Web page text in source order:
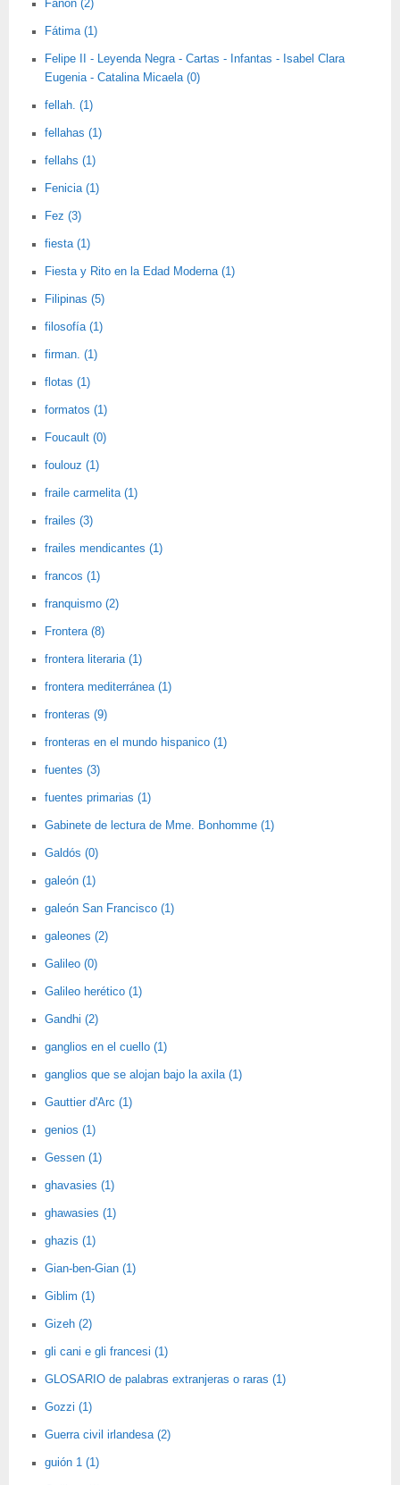
Fanon (2)
Fátima (1)
Felipe II - Leyenda Negra - Cartas - Infantas - Isabel Clara
Eugenia - Catalina Micaela (0)
fellah. (1)
fellahas (1)
fellahs (1)
Fenicia (1)
Fez (3)
fiesta (1)
Fiesta y Rito en la Edad Moderna (1)
Filipinas (5)
filosofía (1)
firman. (1)
flotas (1)
formatos (1)
Foucault (0)
foulouz (1)
fraile carmelita (1)
frailes (3)
frailes mendicantes (1)
francos (1)
franquismo (2)
Frontera (8)
frontera literaria (1)
frontera mediterránea (1)
fronteras (9)
fronteras en el mundo hispanico (1)
fuentes (3)
fuentes primarias (1)
Gabinete de lectura de Mme. Bonhomme (1)
Galdós (0)
galeón (1)
galeón San Francisco (1)
galeones (2)
Galileo (0)
Galileo herético (1)
Gandhi (2)
ganglios en el cuello (1)
ganglios que se alojan bajo la axila (1)
Gauttier d'Arc (1)
genios (1)
Gessen (1)
ghavasies (1)
ghawasies (1)
ghazis (1)
Gian-ben-Gian (1)
Giblim (1)
Gizeh (2)
gli cani e gli francesi (1)
GLOSARIO de palabras extranjeras o raras (1)
Gozzi (1)
Guerra civil irlandesa (2)
guión 1 (1)